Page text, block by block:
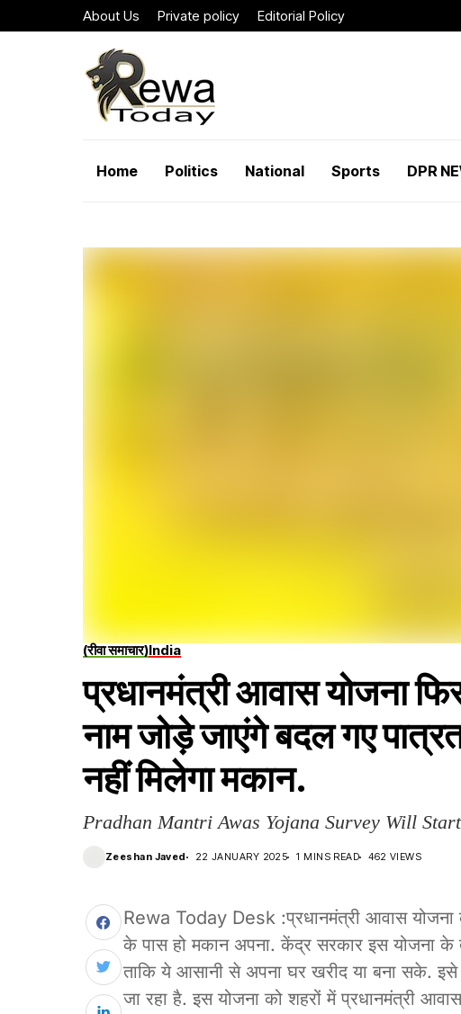
About Us Private policy Editorial Policy
Home Politics National Sports DPR
(रीवा समाचार)India
प्रधानमंत्री आवास योजना
नाम जोड़े जाएंगे बदल गए
नहीं मिलेगा मकान.
Pradhan Mantri Awas Yojana Survey Will
Zeeshan Javed 22 JANUARY 2025 1 MINS READ 462 VIEWS
Rewa Today Desk :प्रधानमंत्री आवास योजना
के पास हो मकान अपना. केंद्र सरकार इस योजना के
ताकि ये आसानी से अपना घर खरीद या बना सके.
जा रहा है. इस योजना को शहरों में प्रधानमंत्री